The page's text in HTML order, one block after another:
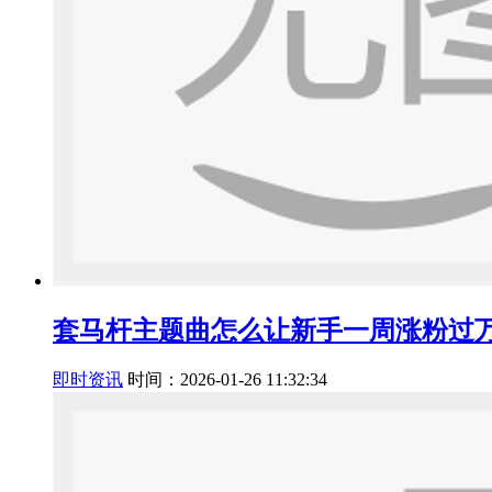
套马杆主题曲怎么让新手一周涨粉过
即时资讯 时间：2026-01-26 11:32:34